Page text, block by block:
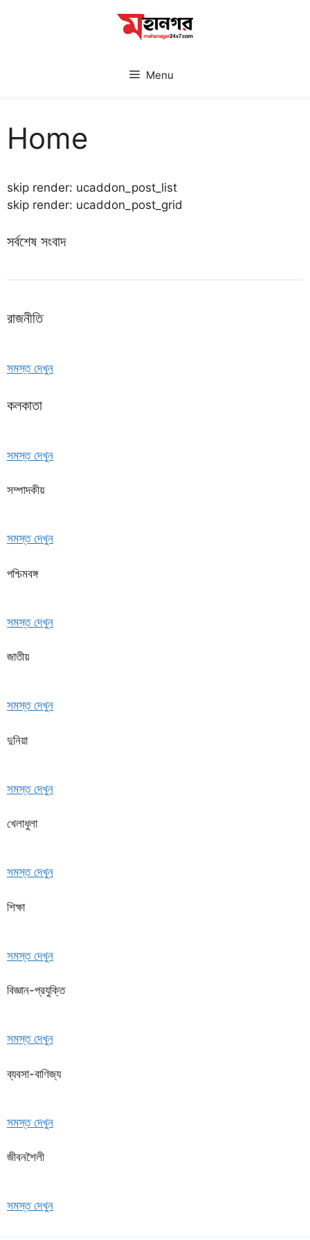
Menu
Home
skip render: ucaddon_post_list
skip render: ucaddon_post_grid
সর্বশেষ সংবাদ
রাজনীতি
সমস্ত দেখুন
কলকাতা
সমস্ত দেখুন
সম্পাদকীয়
সমস্ত দেখুন
পশ্চিমবঙ্গ
সমস্ত দেখুন
জাতীয়
সমস্ত দেখুন
দুনিয়া
সমস্ত দেখুন
খেলাধুলা
সমস্ত দেখুন
শিক্ষা
সমস্ত দেখুন
বিজ্ঞান-প্রযুক্তি
সমস্ত দেখুন
ব্যবসা-বাণিজ্য
সমস্ত দেখুন
জীবনশৈলী
সমস্ত দেখুন